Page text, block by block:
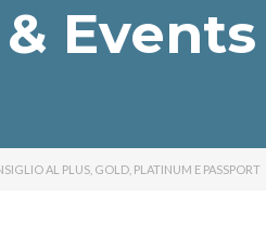
Events
AL PLUS, GOLD, PLATINUM E PASSPORT